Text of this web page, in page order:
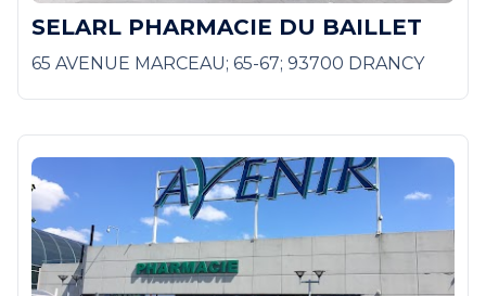
SELARL PHARMACIE DU BAILLET
65 AVENUE MARCEAU; 65-67; 93700 DRANCY